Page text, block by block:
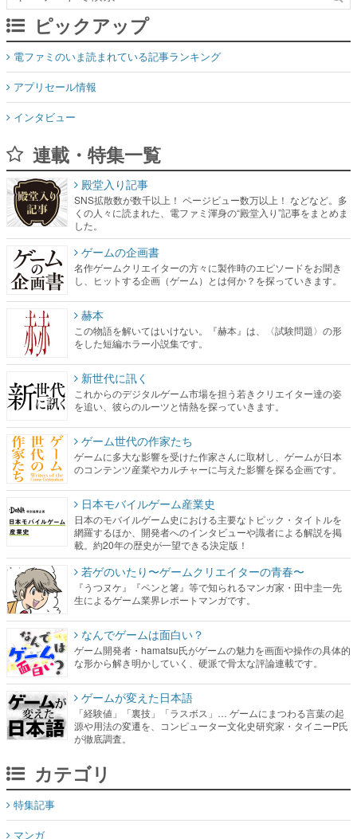
ピックアップ
電ファミのいま読まれている記事ランキング
アプリセール情報
インタビュー
連載・特集一覧
殿堂入り記事
SNS拡散数が数千以上！ ページビュー数万以上！ などなど。多
くの人々に読まれた、電ファミ渾身の“殿堂入り”記事をまとめま
した。
ゲームの企画書
名作ゲームクリエイターの方々に製作時のエピソードをお聞き
し、ヒットする企画（ゲーム）とは何か？を探っていきます。
赫本
この物語を解いてはいけない。『赫本』は、〈試験問題〉の形
をした短編ホラー小説集です。
新世代に訊く
これからのデジタルゲーム市場を担う若きクリエイター達の姿
を追い、彼らのルーツと情熱を探っていきます。
ゲーム世代の作家たち
ゲームに多大な影響を受けた作家さんに取材し、ゲームが日本
のコンテンツ産業やカルチャーに与えた影響を探る企画です。
日本モバイルゲーム産業史
日本のモバイルゲーム史における主要なトピック・タイトルを
網羅するほか、開発者へのインタビューや識者による解説を掲
載。約20年の歴史が一望できる決定版！
若ゲのいたり〜ゲームクリエイターの青春〜
『うつヌケ』『ペンと箸』等で知られるマンガ家・田中圭一先
生によるゲーム業界レポートマンガです。
なんでゲームは面白い？
ゲーム開発者・hamatsu氏がゲームの魅力を画面や操作の具体的
な形から解き明かしていく、硬派で骨太な評論連載です。
ゲームが変えた日本語
「経験値」「裏技」「ラスボス」… ゲームにまつわる言葉の起
源や用法の変遷を、コンピューター文化史研究家・タイニーP氏
が徹底調査。
カテゴリ
特集記事
マンガ